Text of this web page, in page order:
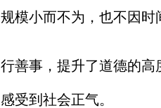
模小而不为，也不因时
善事，提升了道德的
受到社会正气。